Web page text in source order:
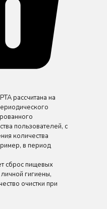
рассчитана на
пользователей, с
количества
в период
сброс пищевых
гигиены,
очистки при